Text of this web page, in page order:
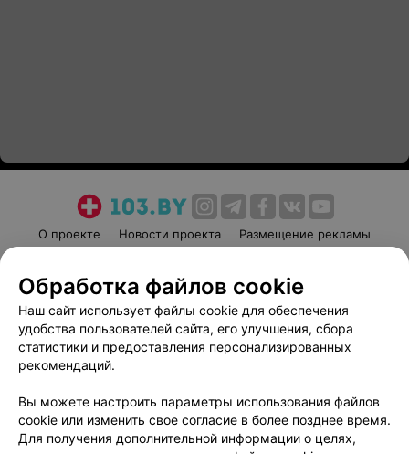
О проекте Новости проекта
Размещение рекламы
Пользовательское соглашение
Способы оплаты
Вакансии
Партнеры
Написать руководителю 103.by
Обработка персональных данных
Обработка файлов cookie
Наш сайт использует файлы cookie для обеспечения
удобства пользователей сайта, его улучшения, сбора
статистики и предоставления персонализированных
рекомендаций.
Вы можете настроить параметры использования файлов
cookie или изменить свое согласие в более позднее время.
Для получения дополнительной информации о целях,